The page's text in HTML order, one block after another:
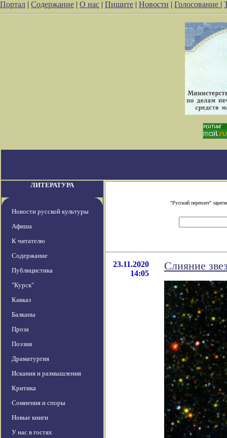
Портал | Содержание | О нас | Пишите | Новости | Голосование |
ЛИТЕРАТУРА
Новости русской культуры
Афиша
К читателю
Содержание
Публицистика
"Курск"
Кавказ
Балканы
Проза
Поэзия
Драматургия
Искания и размышления
Критика
Сомнения и споры
Новые книги
У нас в гостях
"Русский переплет"
23.11.2020
14:05
Слияние